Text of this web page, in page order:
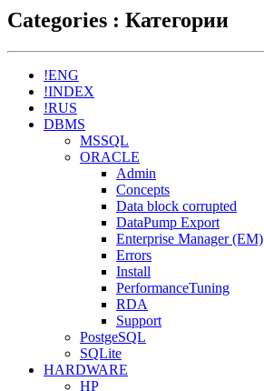
Categories : Категории
!ENG
!INDEX
!RUS
DBMS
MSSQL
ORACLE
Admin
Concepts
Data block corrupted
DataPump Export
Enterprise Manager (EM)
Errors
Install
PerformanceTuning
RDA
Support
PostgeSQL
SQLite
HARDWARE
HP